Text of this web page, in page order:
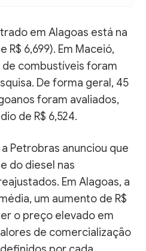
em Alagoas está na
R$ 6,699). Em Maceió,
combustíveis foram
De forma geral, 45
foram avaliados,
de R$ 6,524.
Petrobras anunciou que
do diesel nas
Em Alagoas, a
um aumento de R$
o preço elevado em
de comercialização